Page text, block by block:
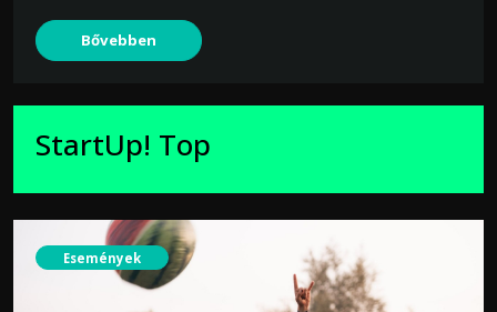
Bővebben
StartUp! Top
Események